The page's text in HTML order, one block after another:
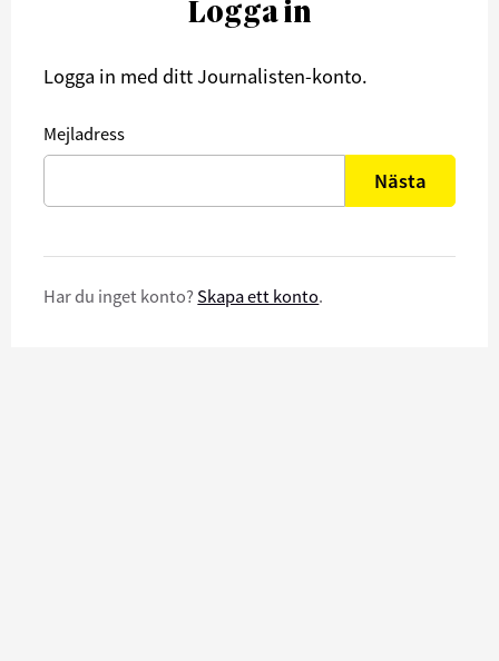
Logga in
Logga in med ditt Journalisten-konto.
Mejladress
Nästa
Har du inget konto? Skapa ett konto.